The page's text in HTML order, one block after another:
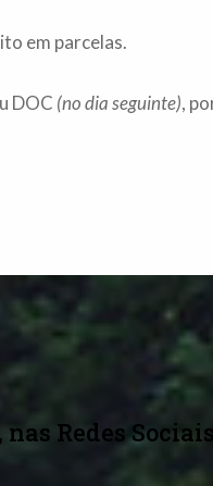
em parcelas.
DOC (no dia seguinte),
nas Redes Sociais